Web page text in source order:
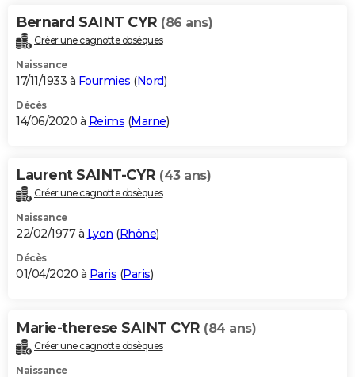
Bernard SAINT CYR (86 ans)
Créer une cagnotte obsèques
Naissance
17/11/1933 à Fourmies (Nord)
Décès
14/06/2020 à Reims (Marne)
Laurent SAINT-CYR (43 ans)
Créer une cagnotte obsèques
Naissance
22/02/1977 à Lyon (Rhône)
Décès
01/04/2020 à Paris (Paris)
Marie-therese SAINT CYR (84 ans)
Créer une cagnotte obsèques
Naissance